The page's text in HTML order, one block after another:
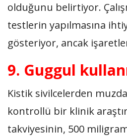
olduğunu belirtiyor.
testlerin yapılmasına
gösteriyor, ancak
9. Guggul
Kistik sivilcelerden
kontrollü bir klinik
takviyesinin, 500